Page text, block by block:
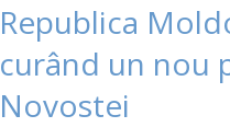
Republica
curând un nou
Novostei